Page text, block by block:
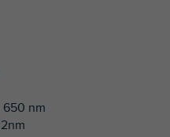
650 nm